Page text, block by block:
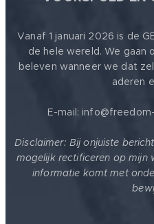
Vanaf 1 januari 2026 is de
de hele wereld. We gaan
beleven wanneer we dat
aderen
E-mail:
Disclaimer: Bij onjuiste
mogelijk rectificeren op mijn
informatie komt met